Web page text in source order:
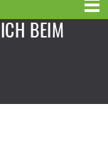
BEIM